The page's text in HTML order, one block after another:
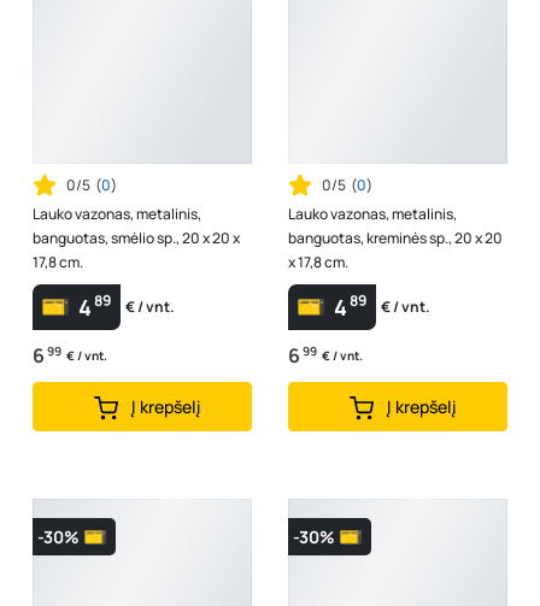
0/5 (0)
Lauko vazonas, metalinis,
banguotas, smėlio sp., 20 x 20 x
17,8 cm.
489 € / vnt.
6 99 € / vnt.
Į krepšelį
0/5 (0)
Lauko vazonas, metalinis,
banguotas, kreminės sp., 20 x 20
x 17,8 cm.
489 € / vnt.
6 99 € / vnt.
Į krepšelį
-30% -30%